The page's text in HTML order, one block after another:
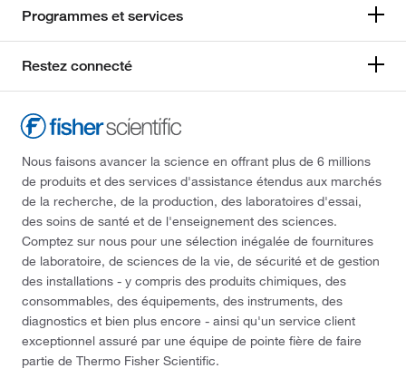
Programmes et services
Restez connecté
Nous faisons avancer la science en offrant plus de 6 millions
de produits et des services d'assistance étendus aux marchés
de la recherche, de la production, des laboratoires d'essai,
des soins de santé et de l'enseignement des sciences.
Comptez sur nous pour une sélection inégalée de fournitures
de laboratoire, de sciences de la vie, de sécurité et de gestion
des installations - y compris des produits chimiques, des
consommables, des équipements, des instruments, des
diagnostics et bien plus encore - ainsi qu'un service client
exceptionnel assuré par une équipe de pointe fière de faire
partie de Thermo Fisher Scientific.